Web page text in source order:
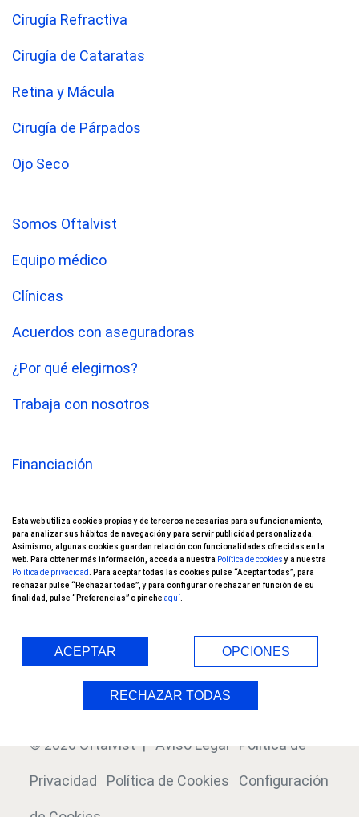
Cirugía Refractiva
Cirugía de Cataratas
Retina y Mácula
Cirugía de Párpados
Ojo Seco
Somos Oftalvist
Equipo médico
Clínicas
Acuerdos con aseguradoras
¿Por qué elegirnos?
Trabaja con nosotros
Financiación
Nuestros pacientes opinan
Ensayos Clínicos
© 2026 Oftalvist |Aviso Legal Política de
Privacidad Política de Cookies Configuración
Esta web utiliza cookies propias y de terceros necesarias para su funcionamiento,
para analizar sus hábitos de navegación y para servir publicidad personalizada.
Asimismo, algunas cookies guardan relación con funcionalidades ofrecidas en la
web. Para obtener más información, acceda a nuestra Política de cookiesy a nuestra
Política de privacidad
. Para aceptar todas las cookies pulse “Aceptar todas”, para
rechazar pulse “Rechazar todas”, y para configurar o rechazar en función de su
finalidad, pulse “Preferencias” o pinche aquí
ACEPTAR OPCIONES
RECHAZAR TODAS